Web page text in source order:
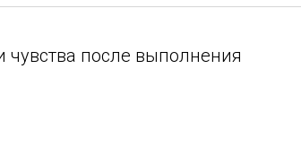
после выполнения